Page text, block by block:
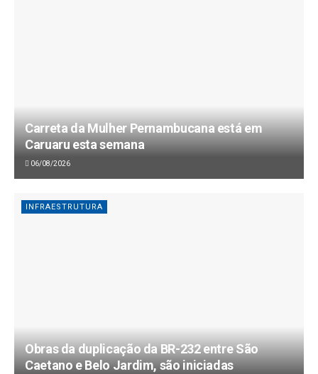
Carreta da Mulher Pernambucana está em
Caruaru esta semana
06/08/2026
INFRAESTRUTURA
Obras da duplicação da BR-232 entre São
Caetano e Belo Jardim, são iniciadas